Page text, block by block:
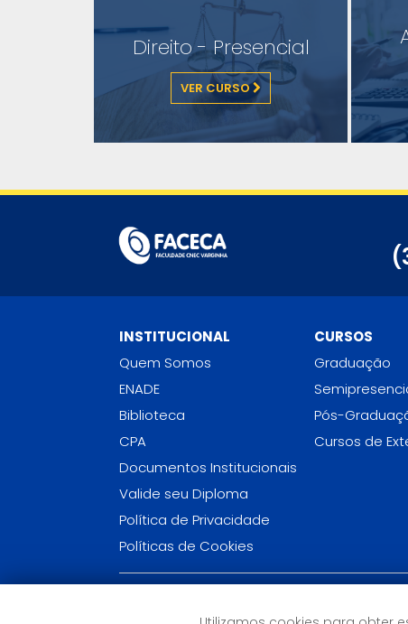
Direito - Presencial
VER CURSO
INSTITUCIONAL
Quem Somos
ENADE
Biblioteca
CPA
Documentos Institucionais
Valide seu Diploma
Política de Privacidade
Políticas de Cookies
CURSOS
Graduação
Pós-
Cursos de
FACULDADE CNEC VARGINHA (MG)